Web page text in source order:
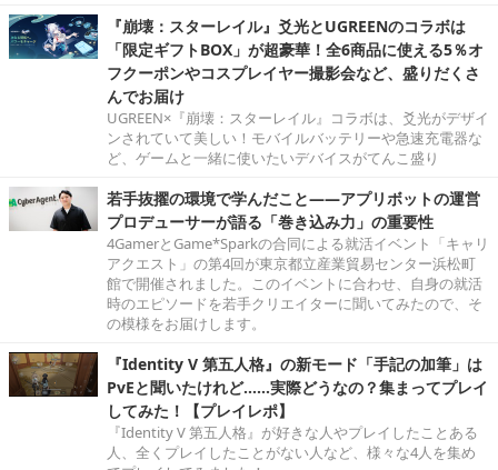
『崩壊：スターレイル』爻光とUGREENのコラボは
「限定ギフトBOX」が超豪華！全6商品に使える5％オ
フクーポンやコスプレイヤー撮影会など、盛りだくさ
んでお届け
UGREEN×『崩壊：スターレイル』コラボは、爻光がデザイ
ンされていて美しい！モバイルバッテリーや急速充電器な
ど、ゲームと一緒に使いたいデバイスがてんこ盛り
若手抜擢の環境で学んだこと――アプリボットの運営
プロデューサーが語る「巻き込み力」の重要性
4GamerとGame*Sparkの合同による就活イベント「キャリ
アクエスト」の第4回が東京都立産業貿易センター浜松町
館で開催されました。このイベントに合わせ、自身の就活
時のエピソードを若手クリエイターに聞いてみたので、そ
の模様をお届けします。
『Identity V 第五人格』の新モード「手記の加筆」は
PvEと聞いたけれど……実際どうなの？集まってプレイ
してみた！【プレイレポ】
『Identity V 第五人格』が好きな人やプレイしたことある
人、全くプレイしたことがない人など、様々な4人を集め